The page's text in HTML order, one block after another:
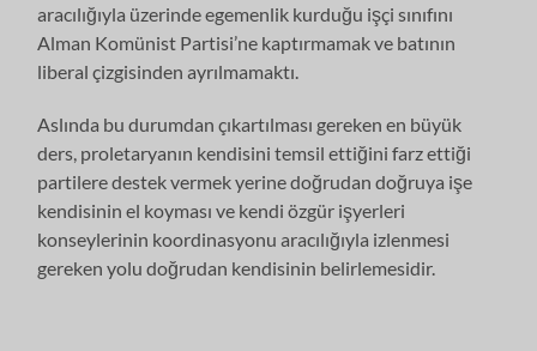
aracılığıyla üzerinde egemenlik kurduğu işçi sınıfını
Alman Komünist Partisi’ne kaptırmamak ve batının
liberal çizgisinden ayrılmamaktı.
Aslında bu durumdan çıkartılması gereken en büyük
ders, proletaryanın kendisini temsil ettiğini farz ettiği
partilere destek vermek yerine doğrudan doğruya işe
kendisinin el koyması ve kendi özgür işyerleri
konseylerinin koordinasyonu aracılığıyla izlenmesi
gereken yolu doğrudan kendisinin belirlemesidir.